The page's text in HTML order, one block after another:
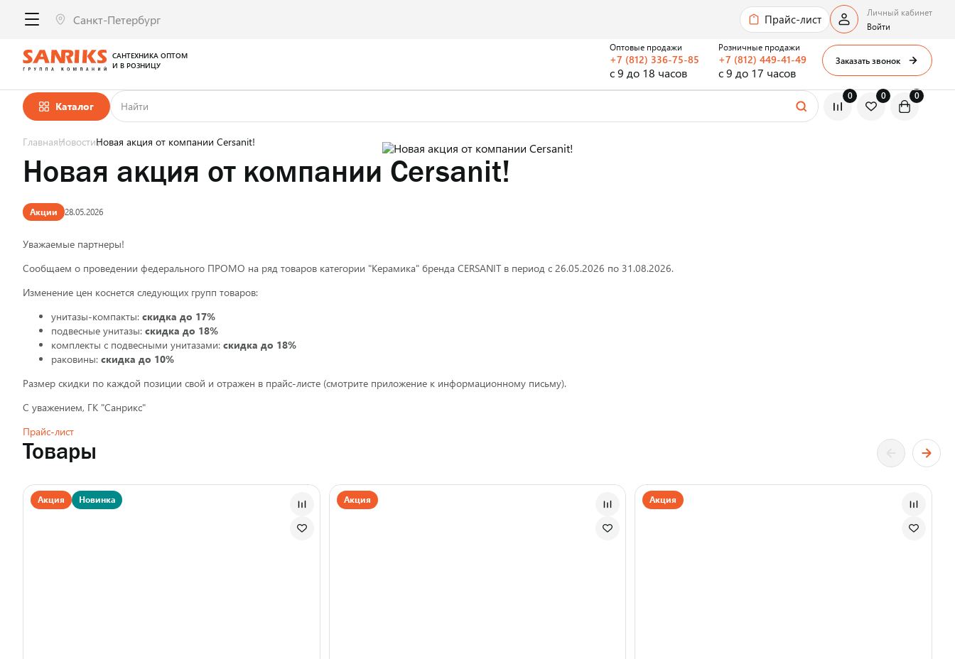
Прайс-лист
Каталог
0 0 0
САНТЕХНИКА ОПТОМ
И В РОЗНИЦУ
Оптовые продажи
+7 (812) 336-75-85
с 9 до 18 часов
Розничные продажи
+7 (812) 449-41-49
с 9 до 17 часов
Заказать звонок
Личный кабинет
Войти
ГлавнаяНовостиНовая акция от компании Cersanit!
Новая акция от компании Cersanit!
Акции 28.05.2026
Уважаемые партнеры!
Сообщаем о проведении федерального ПРОМО на ряд товаров категории "Керамика" бренда CERSANIT в период с 26.05.2026 по 31.08.2026.
Изменение цен коснется следующих групп товаров:
унитазы-компакты: скидка до 17%
подвесные унитазы: скидка до 18%
комплекты с подвесными унитазами: скидка до 18%
раковины: скидка до 10%
Размер скидки по каждой позиции свой и отражен в прайс-листе (смотрите приложение к информационному письму).
С уважением, ГК "Санрикс"
Прайс-лист
Товары
Акция Новинка Акция Акция